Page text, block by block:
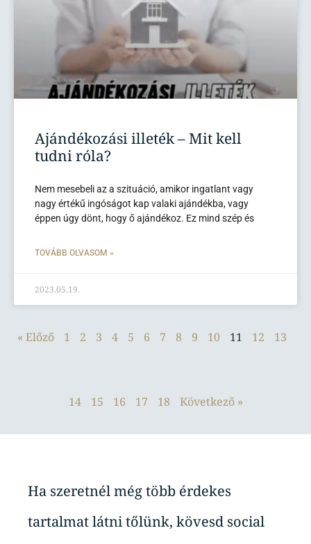
Ajándékozási illeték – Mit kell
tudni róla?
Nem mesebeli az a szituáció, amikor ingatlant vagy
nagy értékű ingóságot kap valaki ajándékba, vagy
éppen úgy dönt, hogy ő ajándékoz. Ez mind szép és
TOVÁBB OLVASOM »
2023.05.19.
« Előző 1 2 3 4 5 6 7 8 9 10 11 12 13
14 15 16 17 18 Következő »
Ha szeretnél még több érdekes
tartalmat látni tőlünk, kövesd social